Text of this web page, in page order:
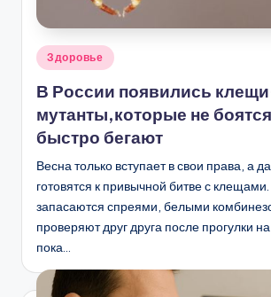
Опубликовано
Здоровье
В России появились
мутанты,которые не
быстро бегают
Весна только вступает в свои права, а
готовятся к привычной битве с
запасаются спреями, белыми
проверяют друг друга после прогулки
пока…